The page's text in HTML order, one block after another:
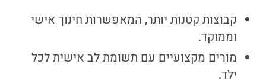
קבוצות קטנות יותר, המאפשרות חינוך אישי
וממוקד.
מורים מקצועיים עם תשומת לב אישית לכל
ילד.